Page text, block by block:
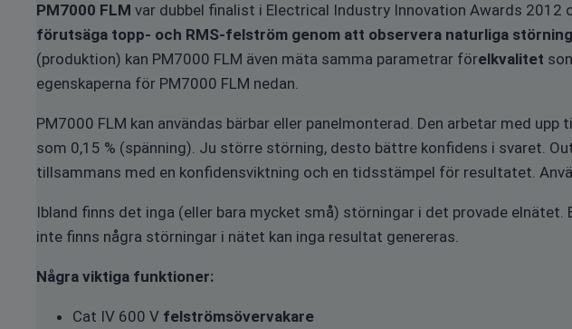
PM7000 FLM var dubbel finalist i Electrical Industry Innovation Awards
förutsäga topp- och RMS-felström genom att observera naturliga
(produktion) kan PM7000 FLM även mäta samma parametrar förelkvalitet
egenskaperna för PM7000 FLM nedan.
PM7000 FLM kan användas bärbar eller panelmonterad. Den arbetar med
som 0,15 % (spänning). Ju större störning, desto bättre konfidens i svaret.
tillsammans med en konfidensviktning och en tidsstämpel för resultatet.
Ibland finns det inga (eller bara mycket små) störningar i det provade
inte finns några störningar i nätet kan inga resultat genereras.
Några viktiga funktioner:
Cat IV 600 V felströmsövervakare